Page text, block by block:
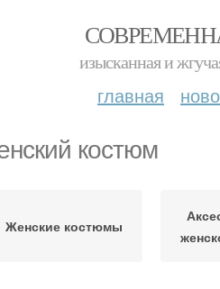
изысканная и
главная
костюм
Женские костюмы